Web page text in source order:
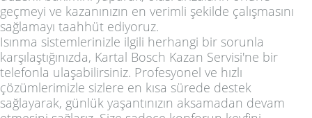
geçmeyi ve kazanınızın en verimli şekilde çalışmasını
sağlamayı taahhüt ediyoruz.
Isınma sistemlerinizle ilgili herhangi bir sorunla
karşılaştığınızda, Kartal Bosch Kazan Servisi'ne bir
telefonla ulaşabilirsiniz. Profesyonel ve hızlı
çözümlerimizle sizlere en kısa sürede destek
sağlayarak, günlük yaşantınızın aksamadan devam